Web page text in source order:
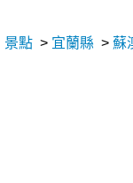
景點 > 宜蘭縣 > 蘇